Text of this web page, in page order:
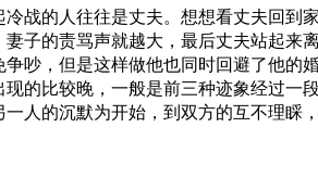
的人往往是丈夫。想想看丈夫回到
子的责骂声就越大，最后丈夫站起来
吵，但是这样做他也同时回避了他的
的比较晚，一般是前三种迹象经过一
人的沉默为开始，到双方的互不理睬